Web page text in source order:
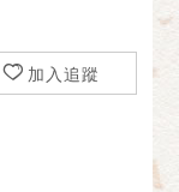
加入追蹤